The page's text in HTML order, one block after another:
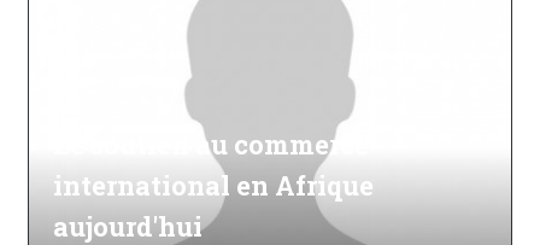
Le soutien au commerce
international en Afrique
aujourd'hui